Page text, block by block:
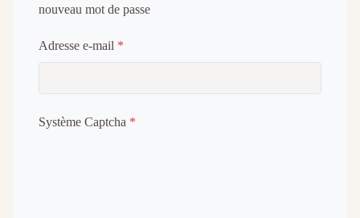
nouveau mot de passe
Adresse e-mail *
Système Captcha *